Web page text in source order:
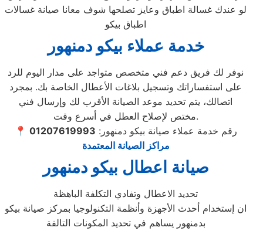
لو عندك غسالة اطباق وعايز تصلحها شوف معانا صيانة غسالات
اطباق بيكو
خدمة عملاء بيكو دمنهور
نوفر لك فريق دعم فني متخصص متواجد على مدار اليوم للرد
على استفساراتك وتسجيل بلاغات الأعطال الخاصة بك. بمجرد
اتصالك، يتم تحديد موعد الصيانة الأقرب لك وإرسال فني
مختص لإصلاح العطل في أسرع وقت.
📍 رقم خدمة عملاء صيانة بيكو دمنهور: 01207619993
مراكز الصيانة المعتمدة
صيانة اعطال بيكو دمنهور
تحديد الاعطال وتفادي التكلفة الباهظة
ان إستخدام أحدث الأجهزة وأنظمة التكنولوجيا بمركز صيانة بيكو
بدمنهور يساهم في تحديد المكونات التالفة